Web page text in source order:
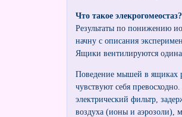
Что такое элекрогомеостаз?
Результаты по понижению
начну с описания
Ящики вентилируются
Поведение мышей в ящиках
чувствуют себя
электрический фильтр,
воздуха (ионы и аэрозоли),